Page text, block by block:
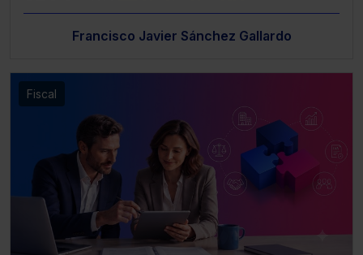
Francisco Javier Sánchez Gallardo
Fiscal